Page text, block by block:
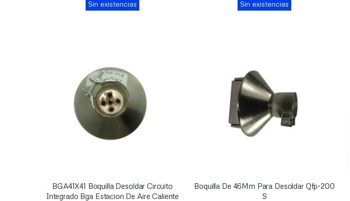
Sin existencias Sin existencias
BGA41X41 Boquilla Desoldar Circuito
Integrado Bga Estacion De Aire Caliente
Boquilla De 46Mm Para Desoldar Qfp-200
S